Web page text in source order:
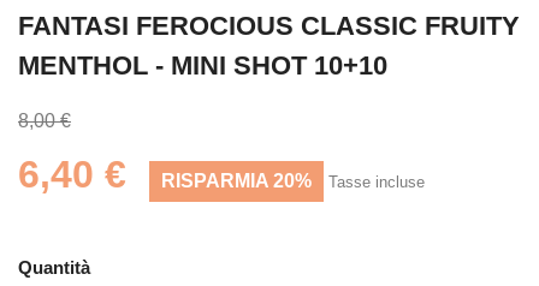
FANTASI FEROCIOUS CLASSIC FRUITY
MENTHOL - MINI SHOT 10+10
8,00 €
6,40 € RISPARMIA 20% Tasse incluse
Quantità